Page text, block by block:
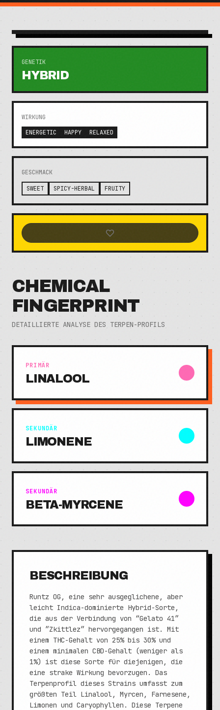
GENETIK
HYBRID
WIRKUNG
ENERGETIC
HAPPY RELAXED
GESCHMACK
SWEET SPICY-HERBAL FRUITY
CHEMICAL
FINGERPRINT
DETAILLIERTE ANALYSE DES TERPEN-PROFILS
PRIMÄR
LINALOOL
SEKUNDÄR
LIMONENE
SEKUNDÄR
BETA-MYRCENE
BESCHREIBUNG
Runtz OG, eine sehr ausgeglichene, aber
leicht Indica-dominierte Hybrid-Sorte,
die aus der Verbindung von “Gelato 41”
und ”Zkittlez” hervorgegangen ist. Mit
einem THC-Gehalt von 25% bis 30% und
einem minimalen CBD-Gehalt (weniger als
1%) ist diese Sorte für diejenigen, die
eine strake Wirkung bevorzugen. Das
Terpenprofil dieses Strains umfasst zum
größten Teil Linalool, Myrcen, Farnesene,
Limonen und Caryophyllen. Diese Terpene